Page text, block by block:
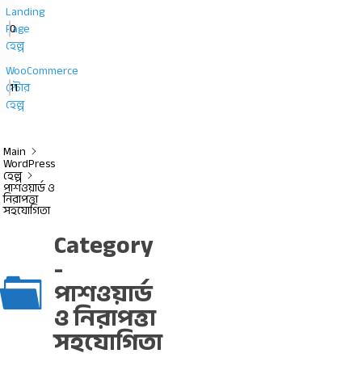
Landing
Page
হেল্প
0
WooCommerce
স্টোর
হেল্প
11
Main
WordPress
হেল্প
পাশওয়ার্ড ও
নিরাপত্তা
সহযোগিতা
Category
-
পাশওয়ার্ড
ও নিরাপত্তা
সহযোগিতা